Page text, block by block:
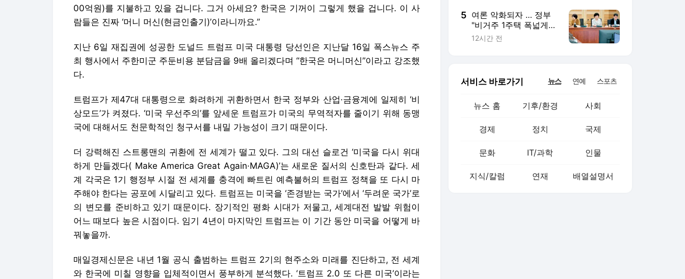
00억원)를 지불하고 있을 겁니다. 그거 아세요? 한국은 기꺼이 그렇게 했을 겁니다. 이 사
람들은 진짜 ‘머니 머신(현금인출기)’이라니까요.”
지난 6일 재집권에 성공한 도널드 트럼프 미국 대통령 당선인은 지난달 16일 폭스뉴스 주
최 행사에서 주한미군 주둔비용 분담금을 9배 올리겠다며 “한국은 머니머신”이라고 강조했
다.
트럼프가 제47대 대통령으로 화려하게 귀환하면서 한국 정부와 산업·금융계에 일제히 ‘비
상모드’가 켜졌다. ‘미국 우선주의’를 앞세운 트럼프가 미국의 무역적자를 줄이기 위해 동맹
국에 대해서도 천문학적인 청구서를 내밀 가능성이 크기 때문이다.
더 강력해진 스트롱맨의 귀환에 전 세계가 떨고 있다. 그의 대선 슬로건 ‘미국을 다시 위대
하게 만들겠다( Make America Great Again·MAGA)’는 새로운 질서의 신호탄과 같다. 세
계 각국은 1기 행정부 시절 전 세계를 충격에 빠트린 예측불허의 트럼프 정책을 또 다시 마
주해야 한다는 공포에 시달리고 있다. 트럼프는 미국을 ‘존경받는 국가’에서 ‘두려운 국가’로
의 변모를 준비하고 있기 때문이다. 장기적인 평화 시대가 저물고, 세계대전 발발 위험이
어느 때보다 높은 시점이다. 임기 4년이 마지막인 트럼프는 이 기간 동안 미국을 어떻게 바
꿔놓을까.
매일경제신문은 내년 1월 공식 출범하는 트럼프 2기의 현주소와 미래를 진단하고, 전 세계
와 한국에 미칠 영향을 입체적이면서 풍부하게 분석했다. ‘트럼프 2.0 또 다른 미국’이라는
5 여론 악화되자 … 정부
"비거주 1주택 폭넓게
인정"
12시간 전
서비스 바로가기 뉴스 연예 스포츠
뉴스 홈 기후/환경 사회
경제 정치 국제
문화 IT/과학 인물
지식/칼럼 연재 배열설명서